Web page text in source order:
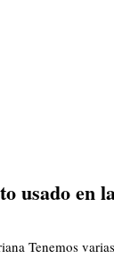
usado en
Tenemos